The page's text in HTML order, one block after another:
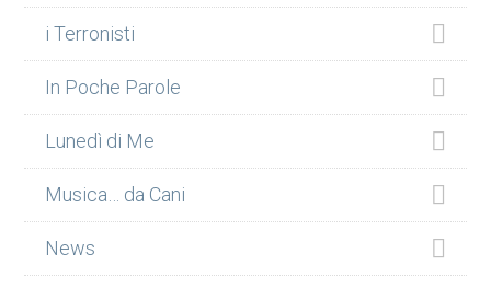
i Terronisti
In Poche Parole
Lunedì di Me
Musica… da Cani
News